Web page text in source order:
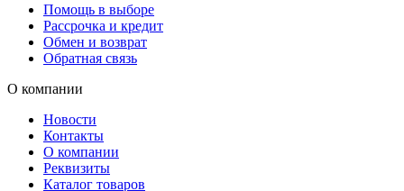
Помощь в выборе
Рассрочка и кредит
Обмен и возврат
Обратная связь
О компании
Новости
Контакты
О компании
Реквизиты
Каталог товаров